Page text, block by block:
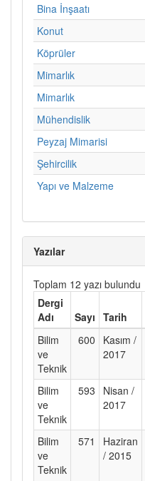
Bina İnşaatı
Konut
Köprüler
Mimarlık
Mimarlık
Mühendislik
Peyzaj Mimarisi
Şehircilik
Yapı ve Malzeme
Yazılar
Toplam 12 yazı bulundu
Dergi
Adı
Sayı Tarih
Bilim
ve
Teknik
600
Kasım /
2017
Bilim
ve
Teknik
593
Nisan /
2017
Bilim
ve
Teknik
571
Haziran
/ 2015